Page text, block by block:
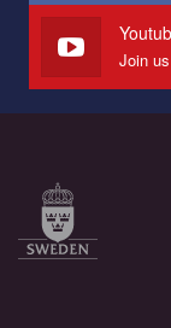
СОГИ в Украине.
Все, что вам
по этой ссылке и
Join